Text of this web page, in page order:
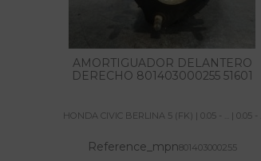
AMORTIGUADOR DELANTERO
DERECHO 801403000255 51601
HONDA CIVIC BERLINA 5 (FK) | 0.05 - ... | 0.05 - ...
Reference_mpn801403000255